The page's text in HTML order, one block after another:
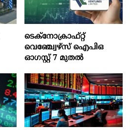
ടെക്‌നോക്രാഫ്‌റ്റ്‌
വെഞ്ച്വേഴ്‌സ്‌ ഐപിഒ
ഓഗസ്റ്റ്‌ 7 മുതല്‍